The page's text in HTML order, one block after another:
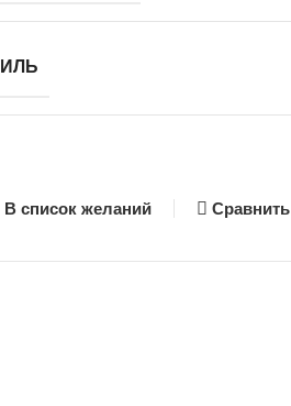
В список желаний Сравнить